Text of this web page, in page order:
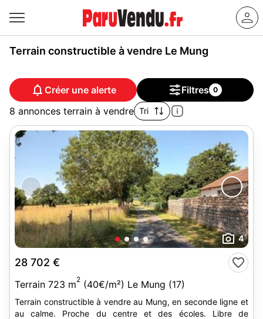
Terrain constructible à vendre Le Mung
Créer une alerte Filtres 0
8 annonces terrain à vendre Tri
4
28 702 €
Terrain 723 m2 (40€/m²) Le Mung (17)
Terrain constructible à vendre au Mung, en seconde ligne et
au calme. Proche du centre et des écoles. Libre de